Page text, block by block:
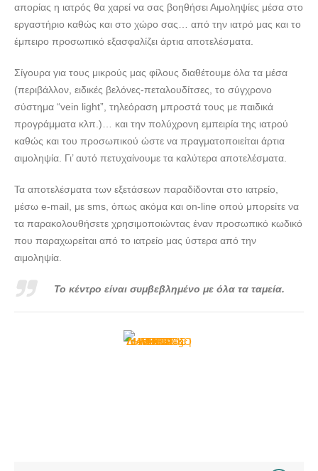
ΔΙΑΓΝΩΣΤΙΚΟ ΚΕΝΤΡΟ ΑΓΙΟΣ ΔΗΜΗΤΡΙΟΣ | ΥΓΙΕΙΑ ---
doctors4u.gr
doctors4u.gr
ΔΙΑΓΝΩΣΤΙΚΟ ΚΕΝΤΡΟ ΑΓΙΟΣ ΔΗΜΗΤΡΙΟΣ | ΥΓΙΕΙΑ ---
doctors4u.gr
ΔΙΑΓΝΩΣΤΙΚΟ ΚΕΝΤΡΟ ΑΓΙΟΣ ΔΗΜΗΤΡΙΟΣ | ΥΓΙΕΙΑ ---
απορίας η ιατρός θα χαρεί να σας βοηθήσει Αιμοληψίες μέσα στο
εργαστήριο καθώς και στο χώρο σας… από την ιατρό μας και το
έμπειρο προσωπικό εξασφαλίζει άρτια αποτελέσματα.
Σίγουρα για τους μικρούς μας φίλους διαθέτουμε όλα τα μέσα
(περιβάλλον, ειδικές βελόνες-πεταλουδίτσες, το σύγχρονο
σύστημα “vein light”, τηλεόραση μπροστά τους με παιδικά
προγράμματα κλπ.)… και την πολύχρονη εμπειρία της ιατρού
καθώς και του προσωπικού ώστε να πραγματοποιείται άρτια
αιμοληψία. Γι’ αυτό πετυχαίνουμε τα καλύτερα αποτελέσματα.
Τα αποτελέσματα των εξετάσεων παραδίδονται στο ιατρείο,
μέσω e-mail, με sms, όπως ακόμα και on-line οπού μπορείτε να
τα παρακολουθήσετε χρησιμοποιώντας έναν προσωπικό κωδικό
που παραχωρείται από το ιατρείο μας ύστερα από την
αιμοληψία.
Το κέντρο είναι συμβεβλημένο με όλα τα ταμεία.